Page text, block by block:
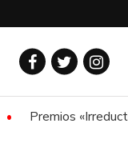
Premios